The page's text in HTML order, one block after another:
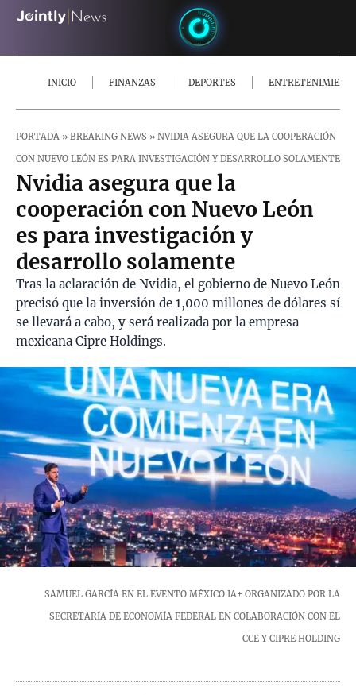
INICIO FINANZAS DEPORTES
PORTADA » BREAKING NEWS » NVIDIA ASEGURA QUE LA COOPERACIÓN
CON NUEVO LEÓN ES PARA INVESTIGACIÓN Y DESARROLLO SOLAMENTE
Nvidia asegura que la
cooperación con Nuevo León
es para investigación y
desarrollo solamente
Tras la aclaración de Nvidia, el gobierno de Nuevo León
precisó que la inversión de 1,000 millones de dólares sí
se llevará a cabo, y será realizada por la empresa
mexicana Cipre Holdings.
SAMUEL GARCÍA EN EL EVENTO MÉXICO IA+ ORGANIZADO POR LA
SECRETARÍA DE ECONOMÍA FEDERAL EN COLABORACIÓN CON EL
CCE Y CIPRE HOLDING